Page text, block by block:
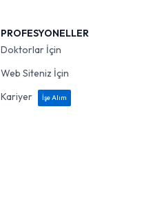
PROFESYONELLER
Doktorlar İçin
Web Siteniz İçin
Kariyer
İşe Alım